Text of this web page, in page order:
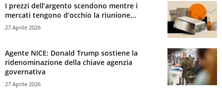
I prezzi dell’argento scendono mentre i
mercati tengono d’occhio la riunione...
27 Aprile 2026
Agente NICE: Donald Trump sostiene la
ridenominazione della chiave agenzia
governativa
27 Aprile 2026